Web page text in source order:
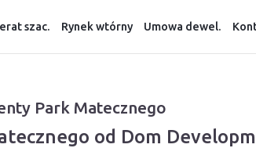
szac. Rynek wtórny Umowa dewel.
Park Matecznego
od Dom